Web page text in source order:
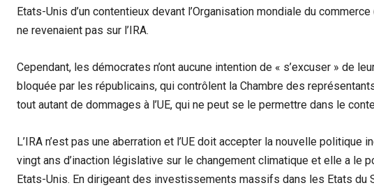
Etats-Unis d’un contentieux devant l’Organisation mondiale du
ne revenaient pas sur l’IRA.
Cependant, les démocrates n’ont aucune intention de « s’excuser » de
bloquée par les républicains, qui contrôlent la Chambre des
tout autant de dommages à l’UE, qui ne peut se le permettre dans le
L’IRA n’est pas une aberration et l’UE doit accepter la nouvelle
vingt ans d’inaction législative sur le changement climatique et elle a le
Etats-Unis. En dirigeant des investissements massifs dans les Etats du